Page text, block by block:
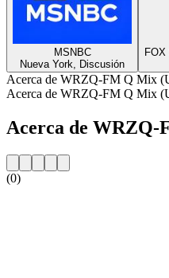
MSNBC
Nueva York, Discusión
Acerca de WRZQ-FM Q Mix
Acerca de WRZQ-FM Q Mix
Acerca de
(0)